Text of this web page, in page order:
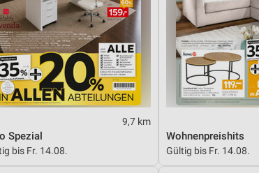
9,7 km
Spezial
bis Fr. 14.08.
Wohnenpreishits
Gültig bis Fr. 14.08.